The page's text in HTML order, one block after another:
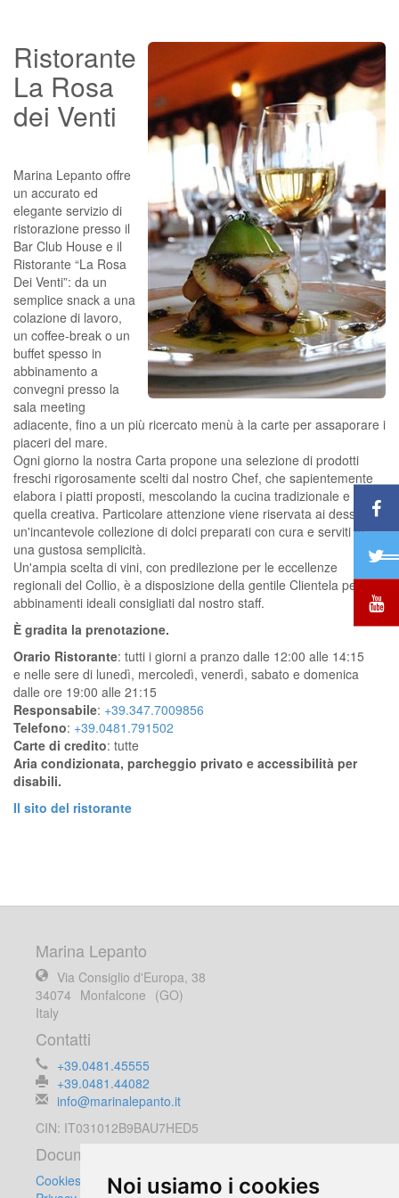
Noi usiamo i cookies
Ristorante
La Rosa
dei Venti
Marina Lepanto offre
un accurato ed
elegante servizio di
ristorazione presso il
Bar Club House e il
Ristorante “La Rosa
Dei Venti”: da un
semplice snack a una
colazione di lavoro,
un coffee-break o un
buffet spesso in
abbinamento a
convegni presso la
sala meeting
adiacente, fino a un più ricercato menù à la carte per assaporare i
piaceri del mare.
Ogni giorno la nostra Carta propone una selezione di prodotti
freschi rigorosamente scelti dal nostro Chef, che sapientemente
elabora i piatti proposti, mescolando la cucina tradizionale e
quella creativa. Particolare attenzione viene riservata ai dessert:
un'incantevole collezione di dolci preparati con cura e serviti in
una gustosa semplicità.
Un'ampia scelta di vini, con predilezione per le eccellenze
regionali del Collio, è a disposizione della gentile Clientela per
abbinamenti ideali consigliati dal nostro staff.
È gradita la prenotazione.
Orario Ristorante: tutti i giorni a pranzo dalle 12:00 alle 14:15
e nelle sere di lunedì, mercoledì, venerdì, sabato e domenica
dalle ore 19:00 alle 21:15
Responsabile: +39.347.7009856
Telefono: +39.0481.791502
Carte di credito: tutte
Aria condizionata, parcheggio privato e accessibilità per
disabili.
Il sito del ristorante
Marina Lepanto
Via Consiglio d'Europa, 38
34074 Monfalcone (GO)
Italy
Contatti
+39.0481.45555
+39.0481.44082
info@marinalepanto.it
CIN: IT031012B9BAU7HED5
Documenti
Cookies Policy